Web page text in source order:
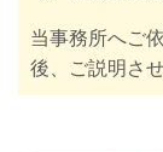
当事務所へご
後、ご説明さ